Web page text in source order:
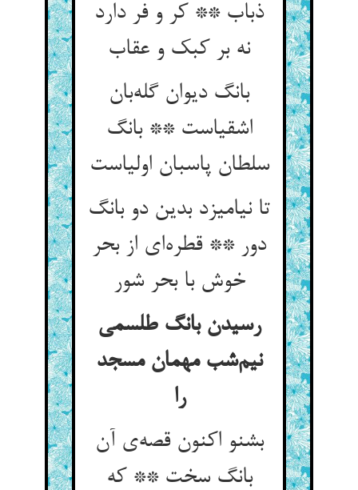
ذباب ** کر و فر دارد
نه بر کبک و عقاب
بانگ دیوان گله‌بان
اشقیاست ** بانگ
سلطان پاسبان اولیاست
تا نیامیزد بدین دو بانگ
دور ** قطره‌ای از بحر
خوش با بحر شور
رسیدن بانگ طلسمی
نیم‌شب مهمان مسجد
را
بشنو اکنون قصه‌ی آن
بانگ سخت ** که